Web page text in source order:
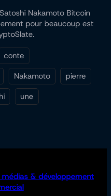
Nakamoto Bitcoin
pour beaucoup est
conte
Nakamoto
pierre
une
& développement